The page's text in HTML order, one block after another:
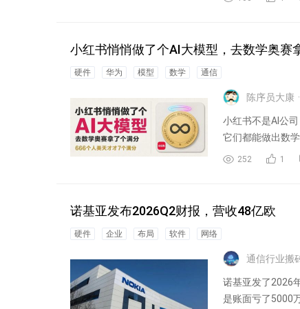
小红书悄悄做了个AI大模型，去数学奥赛
硬件 华为 模型 数学 通信
陈序员大康
小红书不是AI公
它们都能做出数
也... 252 1
诺基亚发布2026Q2财报，营收48亿欧
硬件 企业 布局 软件 网络
通信行业搬
诺基亚发了2026
是账面亏了5000万